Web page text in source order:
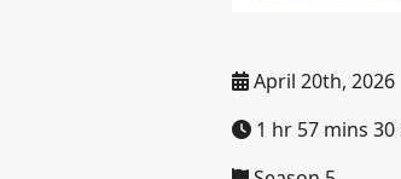
April 20th, 2026
1 hr 57 mins 30